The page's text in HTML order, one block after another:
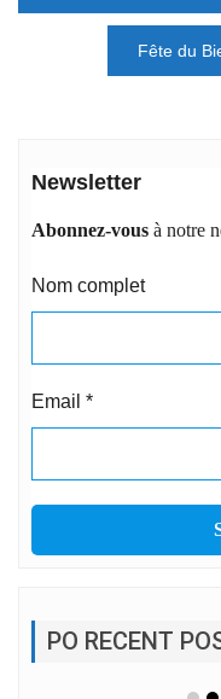
Fête du
Newsletter
Abonnez-vous à notre
Nom complet
Email *
PO RECENT